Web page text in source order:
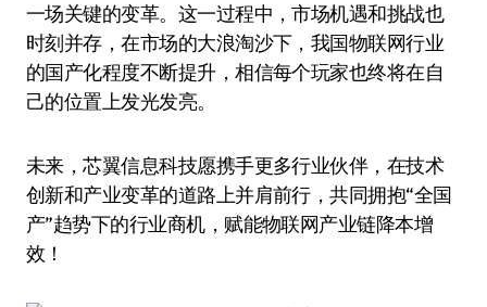
一场关键的变革。这一过程中，市场机遇和挑战也
时刻并存，在市场的大浪淘沙下，我国物联网行业
的国产化程度不断提升，相信每个玩家也终将在自
己的位置上发光发亮。
未来，芯翼信息科技愿携手更多行业伙伴，在技术
创新和产业变革的道路上并肩前行，共同拥抱“全国
产”趋势下的行业商机，赋能物联网产业链降本增
效！